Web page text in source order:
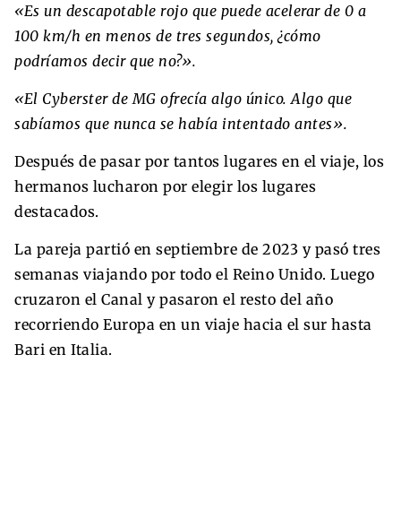
«Es un descapotable rojo que puede acelerar de 0 a
100 km/h en menos de tres segundos, ¿cómo
podríamos decir que no?».
«El Cyberster de MG ofrecía algo único. Algo que
sabíamos que nunca se había intentado antes».
Después de pasar por tantos lugares en el viaje, los
hermanos lucharon por elegir los lugares
destacados.
La pareja partió en septiembre de 2023 y pasó tres
semanas viajando por todo el Reino Unido. Luego
cruzaron el Canal y pasaron el resto del año
recorriendo Europa en un viaje hacia el sur hasta
Bari en Italia.